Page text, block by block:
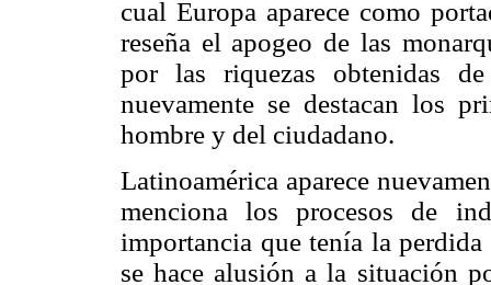
cual Europa aparece como
reseña el apogeo de las
por las riquezas obtenidas
nuevamente se destacan los
hombre y del ciudadano.
Latinoamérica aparece
menciona los procesos de
importancia que tenía la
se hace alusión a la situación